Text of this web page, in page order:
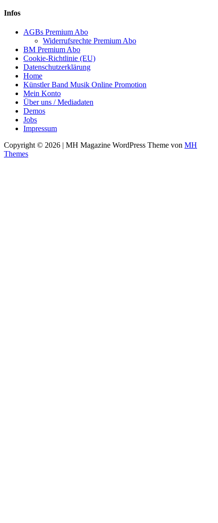
Infos
AGBs Premium Abo
Widerrufsrechte Premium Abo
BM Premium Abo
Cookie-Richtlinie (EU)
Datenschutzerklärung
Home
Künstler Band Musik Online Promotion
Mein Konto
Über uns / Mediadaten
Demos
Jobs
Impressum
Copyright © 2026 | MH Magazine WordPress Theme von MH
Themes